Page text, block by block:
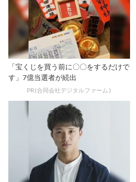
「宝くじを買う前に〇〇をするだけで
す」7億当選者が続出
PR(合同会社デジタルファーム )